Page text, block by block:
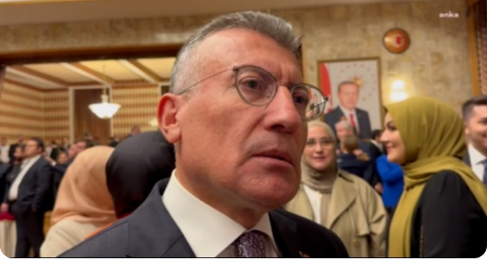
AKP’li Cumhurbaşkanı Erdoğan’ın Meclis’e girişinde
ise Cumhur İttifakı’nın yanı sıra CHP sıralarında
birçok vekilin de ayağa kalkmasına ilişkin konuşan
AKP Grup Başkanvekili Abdullah Güler, CHP Genel
Başkanı Özgür Özel'i överek "Bir CHP'li
Cumhurbaşkanı olduğunda inşallah AK Partili
milletvekilleri o dönem ayağa kalkmak suretiyle
gerekli saygıyı gösterirler" açıklamasını yaptı.